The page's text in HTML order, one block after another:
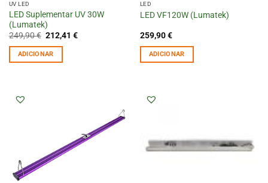
UV LED
LED Suplementar UV 30W
(Lumatek)
249,90€ O
preço
original
era:
249,90 €.
212,41 €O
ADICIONAR
LED
LED VF120W (Lumatek)
259,90€
ADICIONAR